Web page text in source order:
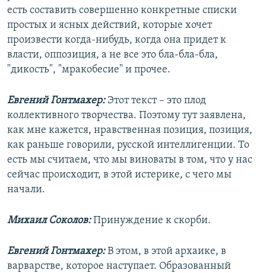
есть составить совершенно конкретные списки
простых и ясных действий, которые хочет
произвести когда-нибудь, когда она придет к
власти, оппозиция, а не все это бла-бла-бла,
"дикость", "мракобесие" и прочее.
Евгений Гонтмахер: Этот текст – это плод
коллективного творчества. Поэтому тут заявлена,
как мне кажется, нравственная позиция, позиция,
как раньше говорили, русской интеллигенции. То
есть мы считаем, что мы виноваты в том, что у нас
сейчас происходит, в этой истерике, с чего мы
начали.
Михаил Соколов:Принуждение к скорби.
Евгений Гонтмахер:В этом, в этой архаике, в
варварстве, которое наступает. Образованный